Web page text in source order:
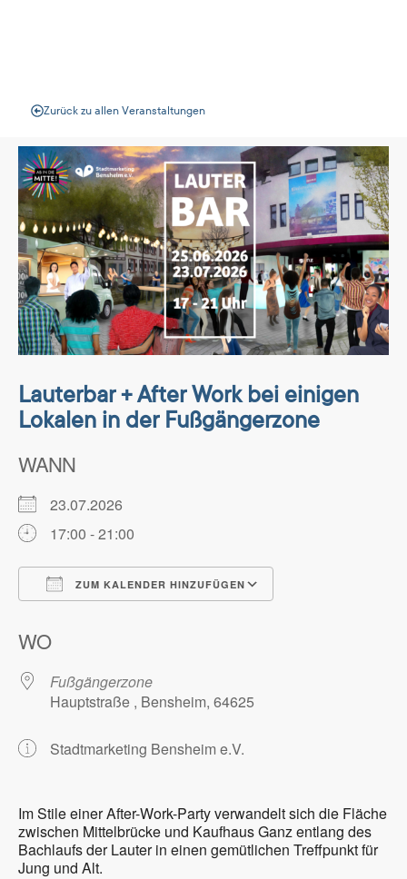
Zurück zu allen Veranstaltungen
Lauterbar + After Work bei einigen
Lokalen in der Fußgängerzone
WANN
23.07.2026
17:00 - 21:00
ZUM KALENDER HINZUFÜGEN
WO
Fußgängerzone
Hauptstraße , Bensheim, 64625
Stadtmarketing Bensheim e.V.
Im Stile einer After-Work-Party verwandelt sich die Fläche
zwischen Mittelbrücke und Kaufhaus Ganz entlang des
Bachlaufs der Lauter in einen gemütlichen Treffpunkt für
Jung und Alt.